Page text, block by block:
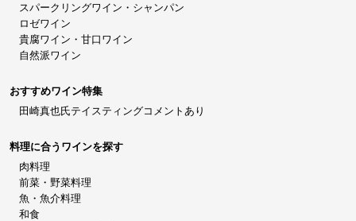
スパークリングワイン・シャンパン
ロゼワイン
貴腐ワイン・甘口ワイン
自然派ワイン
おすすめワイン特集
田崎真也氏テイスティングコメントあり
料理に合うワインを探す
肉料理
前菜・野菜料理
魚・魚介料理
和食